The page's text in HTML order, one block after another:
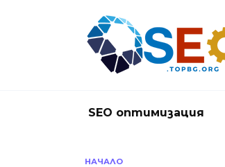
SEO оптимизация
НАЧАЛО